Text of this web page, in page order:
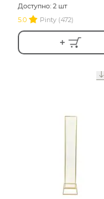
Доступно: 2 шт
5.0
Pinty (472)